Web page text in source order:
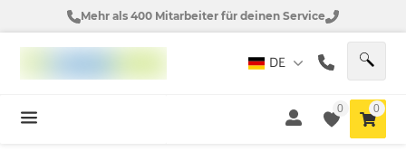
Mehr als 400 Mitarbeiter für deinen Service
DE
0 0